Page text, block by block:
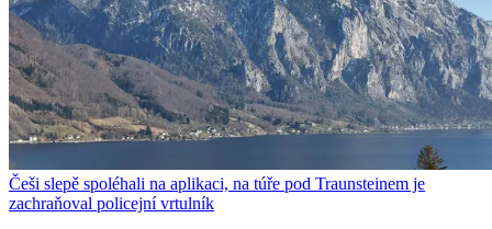
Češi slepě spoléhali na aplikaci, na túře pod Traunsteinem je
zachraňoval policejní vrtulník